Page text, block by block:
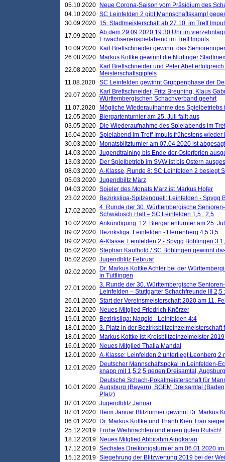
05.10.2020
Neue Corona-Saison vom Präsidium des
04.10.2020 SC Leinfelden 2 gibt Mannschaftskampf
30.09.2020 15. Stadtmeisterschaft ab 27.10. im Treff
17.09.2020 Ab dem 29.09.2020 19:30 Uhr im
Erwachsenenspielabend im Treff Impuls
10.09.2020
Karl Brettschneider gewinnt das
26.08.2020
Markus Kottke gewinnt die Nürtinger
22.08.2020
Karl Brettschneider und Peter Abel
Meisterschaftsgipfels
11.08.2020 SC Leinfelden gewinnt Gruppenphase der
29.07.2020
Karl Brettschneider, Fritz Breuning, Klaus
Württembergischen Schachverband geehrt
11.07.2020
Mögliche Wiederaufnahme des Spielbetriebs
12.05.2020
Biergartenturnier am 25. Juli fällt aus
03.05.2020
Die Wiederaufnahme des Spielabends im
16.04.2020 Spielabend im Treff Impuls frühestens wieder
30.03.2020
Monatsblitzturnier am 07.04.2020 ist abgesagt
14.03.2020 Jugendtraining bis Ende der Osterferien
13.03.2020
Der Spielbetrieb im SVW ist bis Ostern
08.03.2020 A-Klasse, Runde 8: SC Leinfelden 2 besiegt
05.03.2020 Jugendbiltz März
04.03.2020 Spieler des Monats März ist Markus Hofer
23.02.2020
Bezirksliga-Spitzenduell: Leinfelden - Spvgg
17.02.2020 4. Runde der 30. Württembergische
Schwäbisch Hall – SC Leinfelden 1,5 : 2,5
10.02.2020 Ankündigung: 12. Biergartenturnier am 25.
09.02.2020
Bezirksliga: Leinfelden - Herrenberg 4,5:3,5
09.02.2020 A-Klasse: Leinfelden 2 - Spvgg Böblingen 3
05.02.2020 Stephan Kaufhold / SC Böblingen gewinnt
05.02.2020 Jugendblitz Februar
02.02.2020
Dr. Markus Kottke Achter bei der
in Tuttlingen
27.01.2020 3. Runde der 30. Württembergische
Leinfelden – Stuttgarter Schachfreunde III 2,5
26.01.2020 Start der Vereinsmeisterschaft 2020 am 11.
22.01.2020
Neues Mitglied Friedrich Knörzer
19.01.2020
Bezirksliga: Nagold - Leinfelden 4:4
18.01.2020 3. Platz in der Bezirksblitzeinzelmeisterschaft
18.01.2020
Markus Kottke ist Kreisblitzeinzelmeister 2019
16.01.2020
Neues Mitglied Thalia Mandal
12.01.2020 A-Klasse: Leinfelden 2 unterliegt Leonberg 2
12.01.2020
Deutscher Mannschaftspokal in Leinfelden-
knapp mit 1,5:2,5 gegen Dreisamtal,
10.01.2020
Deutsche Schach-Pokalmeisterschaft für
Augsburg (Bayern), SGEM Dreisamtal
Pfalz)
07.01.2020 Jugendblitz Januar
07.01.2020
Beim Januar Blitzturnier gewinnt Dr. Markus
06.01.2020
Dr. Markus Kottke und Thanh Kien Tran
25.12.2019
Frohe Weihnachten und einen guten Rutsch!
18.12.2019
Neues Mitglied Abbirahm Aingkaran
17.12.2019 Sechstes Dreikönigsturnier am 06.01.2020
15.12.2019 Siegehrung der Blitzwertung 2019 bei der